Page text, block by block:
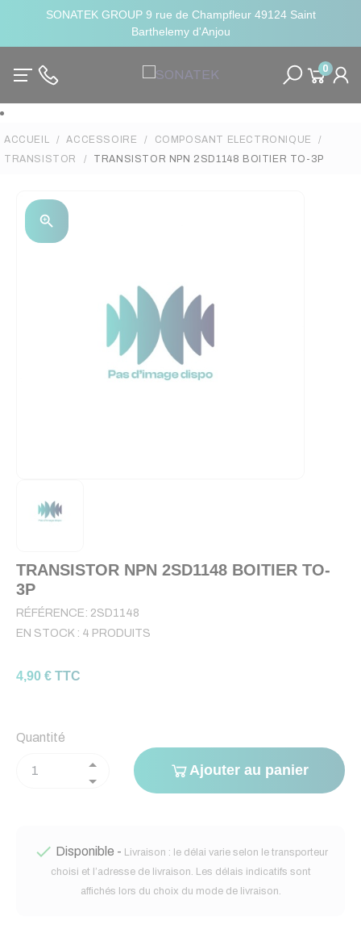
SONATEK GROUP 9 rue de Champfleur 49124 Saint
Barthelemy d'Anjou
0
ACCUEIL ACCESSOIRE
COMPOSANT ELECTRONIQUE
TRANSISTOR
TRANSISTOR NPN 2SD1148 BOITIER TO-3P
zoom_in
TRANSISTOR NPN 2SD1148 BOITIER TO-
3P
RÉFÉRENCE: 2SD1148
EN STOCK : 4 PRODUITS
4,90 € TTC
Quantité
Ajouter au panier
 Disponible - Livraison : le délai varie selon le transporteur
choisi et l’adresse de livraison. Les délais indicatifs sont
affichés lors du choix du mode de livraison.